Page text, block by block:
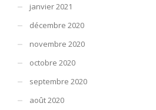
janvier 2021
décembre 2020
novembre 2020
octobre 2020
septembre 2020
août 2020